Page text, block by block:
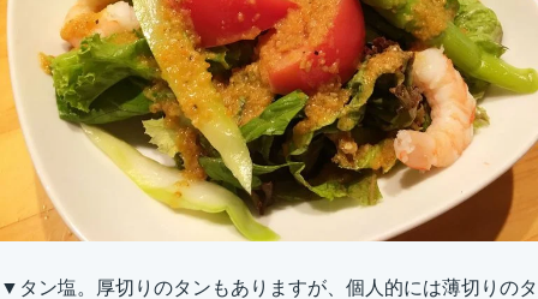
▼タン塩。厚切りのタンもありますが、個人的には薄切りのタ